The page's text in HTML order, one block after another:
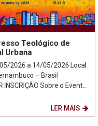
Teológico de
Urbana
2026 a 14/05/2026 Local:
– Brasil
Sobre o Evento
LER MAIS